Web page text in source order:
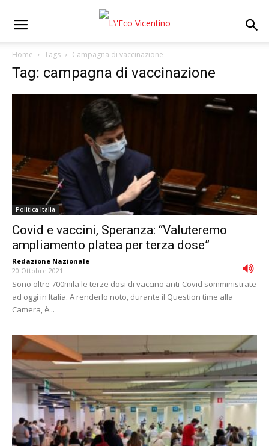
Home Tags Campagna di vaccinazione
Tag: campagna di vaccinazione
Politica Italia
Covid e vaccini, Speranza: “Valuteremo
ampliamento platea per terza dose”
Redazione Nazionale -
20 Ottobre 2021
Sono oltre 700mila le terze dosi di vaccino anti-Covid somministrate
ad oggi in Italia. A renderlo noto, durante il Question time alla
Camera, è...